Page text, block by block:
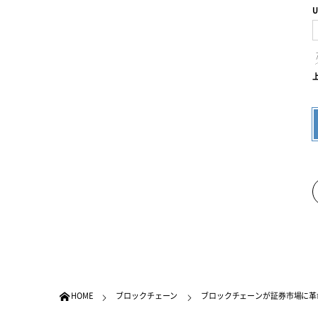
HOME ブロックチェーン ブロックチェーンが証券市場に